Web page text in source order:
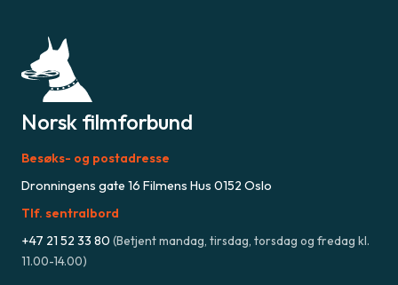
Norsk filmforbund
Besøks- og postadresse
Dronningens gate 16 Filmens Hus 0152 Oslo
Tlf. sentralbord
+47 21 52 33 80 (Betjent mandag, tirsdag, torsdag og fredag kl.
11.00-14.00)